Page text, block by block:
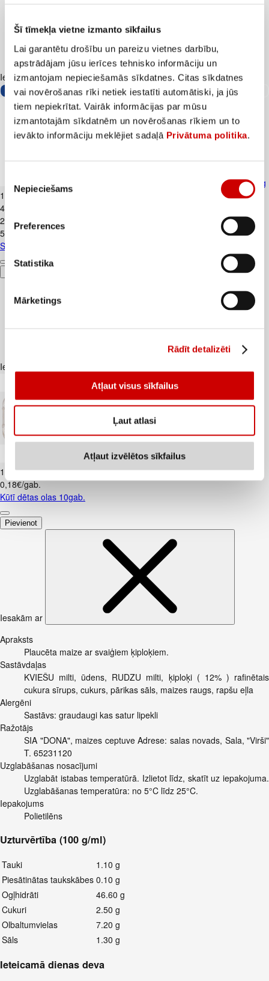
Šī tīmekļa vietne izmanto sīkfailus
Lai garantētu drošību un pareizu vietnes darbību,
apstrādājam jūsu ierīces tehnisko informāciju un
izmantojam nepieciešamās sīkdatnes. Citas sīkdatnes
vai novērošanas rīki netiek iestatīti automātiski, ja jūs
tiem nepiekrītat. Vairāk informācijas par mūsu
izmantotajām sīkdatnēm un novērošanas rīkiem un to
ievākto informāciju meklējiet sadaļā Privātuma politika.
izvēle
Nepieciešams
Preferences
Statistika
Mārketings
Rādīt detalizēti
Atļaut visus sīkfailus
Ļaut atlasi
Atļaut izvēlētos sīkfailus
Iesakām ar
Skābais krējums VALMIERA 20% 450g
1
99€
4,42€/kg
2
39€
5,31€/kg
Skābais krējums VALMIERA 20% 450g
Iesakām ar
Kūtī dētas olas 10gab.
1
84€
0,18€/gab.
Kūtī dētas olas 10gab.
Pievienot
Iesakām ar
Apraksts
Plaucēta maize ar svaiģiem ķiploķiem.
Sastāvdaļas
KVIEŠU milti, ūdens, RUDZU milti, ķiploķi ( 12% ) rafinētais
cukura sīrups, cukurs, pārikas sāls, maizes raugs, rapšu eļla
Alergēni
Sastāvs: graudaugi kas satur lipekli
Ražotājs
SIA "DONA", maizes ceptuve Adrese: salas novads, Sala, "Virši"
T. 65231120
Uzglabāšanas nosacījumi
Uzglabāt istabas temperatūrā. Izlietot līdz, skatīt uz iepakojuma.
Uzglabāšanas temperatūra: no 5°C līdz 25°C.
Iepakojums
Polietilēns
Uzturvērtība (100 g/ml)
Tauki
1.10 g
Piesātinātas taukskābes 0.10 g
Ogļhidrāti
46.60 g
Cukuri
2.50 g
Olbaltumvielas
7.20 g
Sāls
1.30 g
Ieteicamā dienas deva